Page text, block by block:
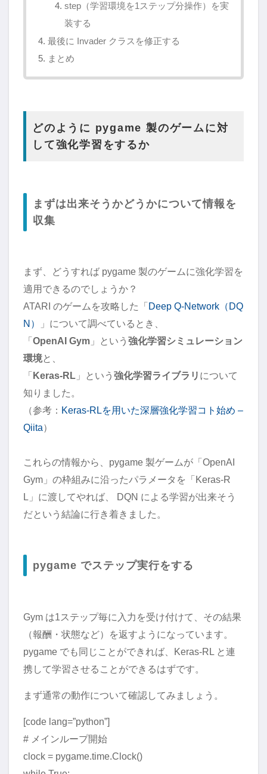
step（学習環境を1ステップ分操作）を実
装する
最後に Invader クラスを修正する
まとめ
どのように pygame 製のゲームに対
して強化学習をするか
まずは出来そうかどうかについて情報を
収集
まず、どうすれば pygame 製のゲームに強化学習を
適用できるのでしょうか？
ATARI のゲームを攻略した「 Deep Q-Network（DQ
N）
」について調べているとき、
「 OpenAI Gym 」という 強化学習シミュレーション
環境と、
「 Keras-RL 」という 強化学習ライブラリ について
知りました。
（参考： Keras-RLを用いた深層強化学習コト始め –
Qiita）
これらの情報から、pygame 製ゲームが「OpenAI
Gym」の枠組みに沿ったパラメータを「Keras-R
L」に渡してやれば、 DQN による学習が出来そう
だという結論に行き着きました。
pygame でステップ実行をする
Gym は1ステップ毎に入力を受け付けて、その結果
（報酬・状態など）を返すようになっています。
pygame でも同じことができれば、Keras-RL と連
携して学習させることができるはずです。
まず通常の動作について確認してみましょう。
[code lang=”python”]
# メインループ開始
clock = pygame.time.Clock()